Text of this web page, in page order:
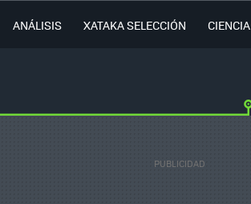
ANÁLISIS XATAKA SELECCIÓN CIENCIA